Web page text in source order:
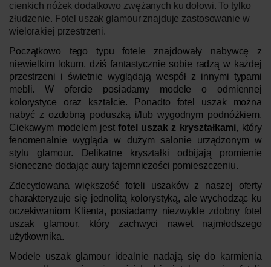
cienkich nóżek dodatkowo zwężanych ku dołowi.To tylko
złudzenie. Fotel uszak glamourznajduje zastosowanie w
wielorakiej przestrzeni.
Początkowo tego typu fotele znajdowały nabywcę z
niewielkim lokum, dziś fantastycznie sobie radzą w każdej
przestrzeni i świetnie wyglądają wespół z innymi typami
mebli. W ofercie posiadamy modele o odmiennej
kolorystyce oraz kształcie. Ponadto fotel uszak można
nabyć z ozdobną poduszką i/lub wygodnym podnóżkiem.
Ciekawym modelem jestfotel uszak z kryształkami, który
fenomenalnie wygląda w dużym salonie urządzonym w
stylu glamour. Delikatne kryształki odbijają promienie
słoneczne dodając aury tajemniczości pomieszczeniu.
Zdecydowana większość foteli uszaków z naszej oferty
charakteryzuje się jednolitą kolorystyką, ale wychodząc ku
oczekiwaniom Klienta, posiadamy niezwykle zdobny fotel
uszak glamour, który zachwyci nawet najmłodszego
użytkownika.
Modele uszak glamour idealnie nadają się do karmienia